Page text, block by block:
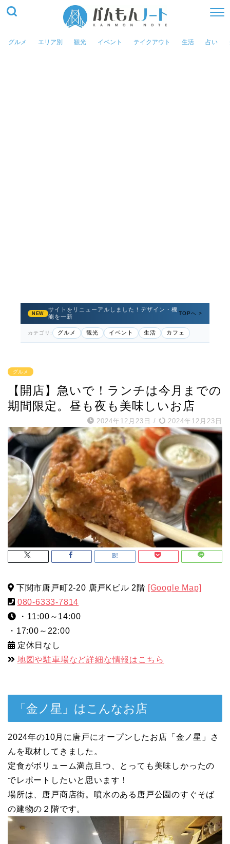
グルメ エリア別 観光 イベント テイクアウト 生活 占い
NEW
サイトをリニューアルしました！デザイン・機
能を一新
TOPへ >
カテゴリ: グルメ 観光 イベント 生活 カフェ
グルメ
【開店】急いで！ランチは今月までの
期間限定。昼も夜も美味しいお店
2024年12月23日 / 2024年12月23日
下関市唐戸町2-20 唐戸Kビル 2階 [Google Map]
080-6333-7814
・11:00～14:00
・17:00～22:00
定休日なし
地図や駐車場など詳細な情報はこちら
「金ノ星」はこんなお店
2024年の10月に唐戸にオープンしたお店「金ノ星」さ
んを取材してきました。
定食がボリューム満点且つ、とっても美味しかったの
でレポートしたいと思います！
場所は、唐戸商店街。噴水のある唐戸公園のすぐそば
の建物の２階です。